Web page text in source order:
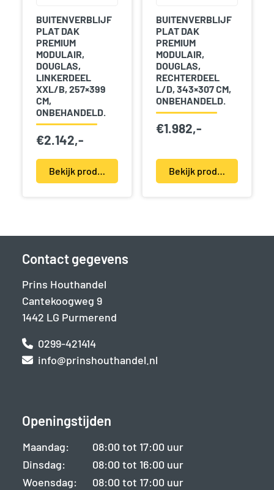
BUITENVERBLIJF
PLAT DAK
PREMIUM
MODULAIR,
DOUGLAS,
LINKERDEEL
XXL/B, 257×399
CM,
ONBEHANDELD.
€2.142,-
Bekijk product(en)
BUITENVERBLIJF
PLAT DAK
PREMIUM
MODULAIR,
DOUGLAS,
RECHTERDEEL
L/D, 343×307 CM,
ONBEHANDELD.
€1.982,-
Bekijk product(en)
Contact gegevens
Prins Houthandel
Cantekoogweg 9
1442 LG Purmerend
0299-421414
info@prinshouthandel.nl
Openingstijden
Maandag:
08:00 tot 17:00 uur
Dinsdag:
08:00 tot 16:00 uur
Woensdag:
08:00 tot 17:00 uur